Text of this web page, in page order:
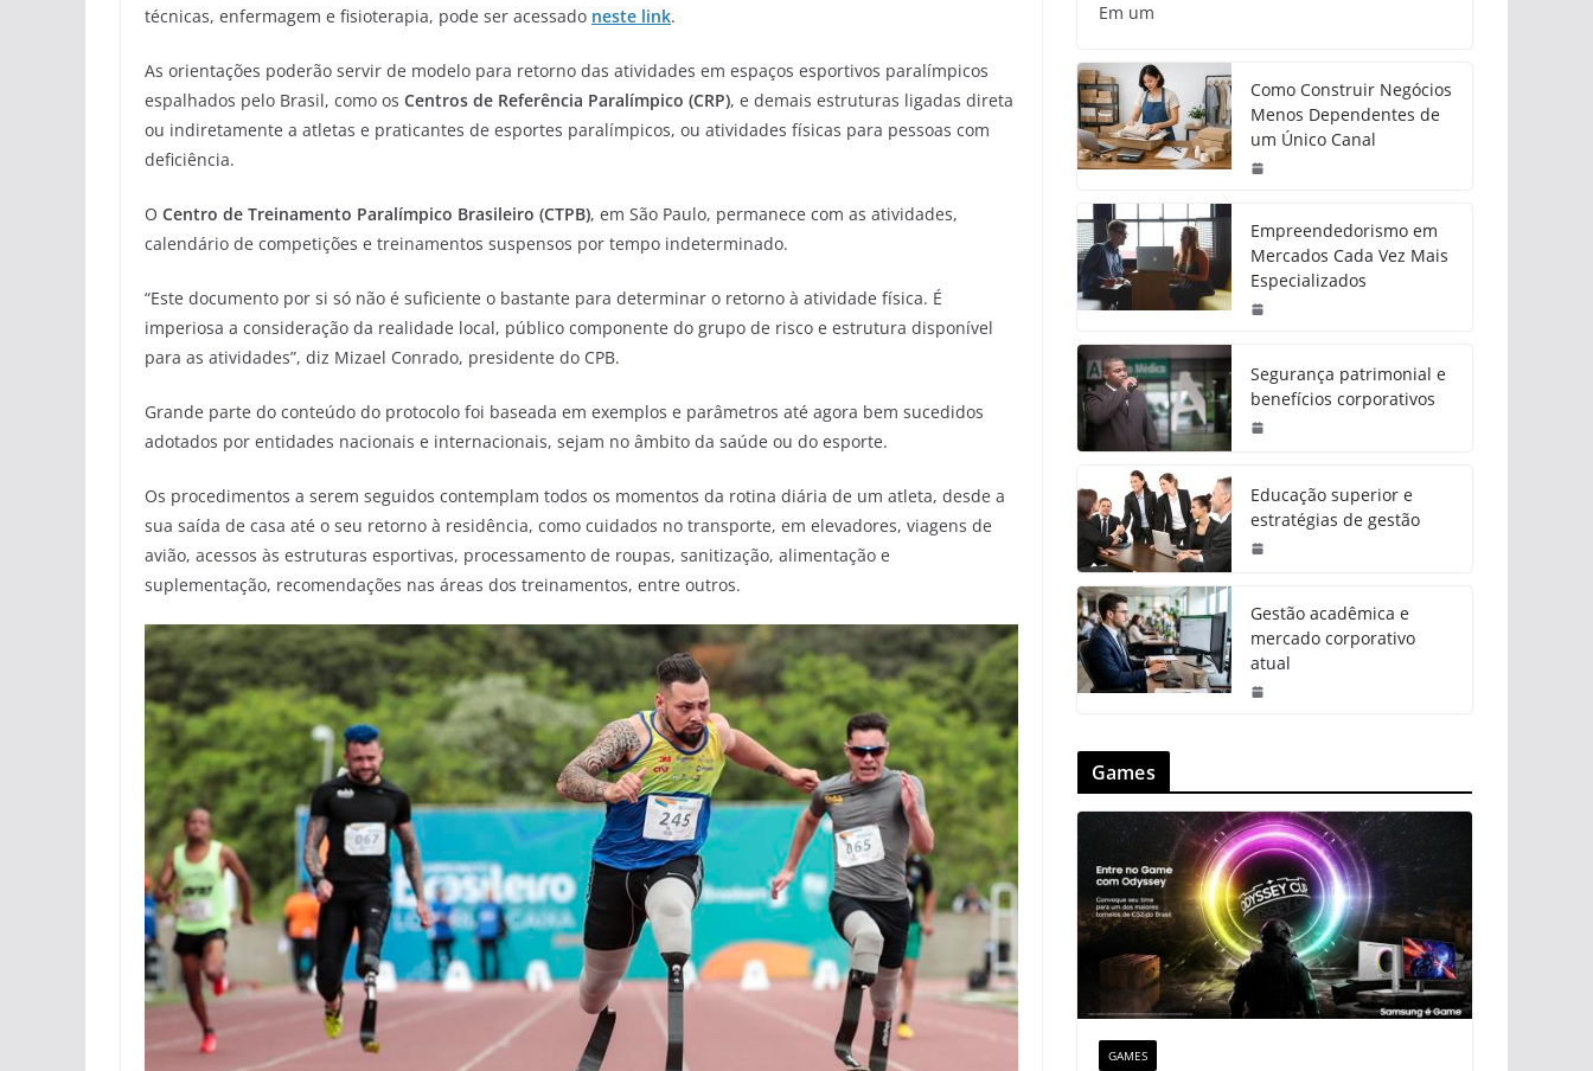
técnicas, enfermagem e fisioterapia, pode ser acessado neste link.
As orientações poderão servir de modelo para retorno das atividades em espaços esportivos paralímpicos
espalhados pelo Brasil, como os Centros de Referência Paralímpico (CRP), e demais estruturas ligadas direta
ou indiretamente a atletas e praticantes de esportes paralímpicos, ou atividades físicas para pessoas com
deficiência.
O Centro de Treinamento Paralímpico Brasileiro (CTPB), em São Paulo, permanece com as atividades,
calendário de competições e treinamentos suspensos por tempo indeterminado.
“Este documento por si só não é suficiente o bastante para determinar o retorno à atividade física. É
imperiosa a consideração da realidade local, público componente do grupo de risco e estrutura disponível
para as atividades”, diz Mizael Conrado, presidente do CPB.
Grande parte do conteúdo do protocolo foi baseada em exemplos e parâmetros até agora bem sucedidos
adotados por entidades nacionais e internacionais, sejam no âmbito da saúde ou do esporte.
Os procedimentos a serem seguidos contemplam todos os momentos da rotina diária de um atleta, desde a
sua saída de casa até o seu retorno à residência, como cuidados no transporte, em elevadores, viagens de
avião, acessos às estruturas esportivas, processamento de roupas, sanitização, alimentação e
suplementação, recomendações nas áreas dos treinamentos, entre outros.
Em um
Como Construir Negócios
Menos Dependentes de
um Único Canal
Empreendedorismo em
Mercados Cada Vez Mais
Especializados
Segurança patrimonial e
benefícios corporativos
Educação superior e
estratégias de gestão
Gestão acadêmica e
mercado corporativo
atual
Games
GAMES